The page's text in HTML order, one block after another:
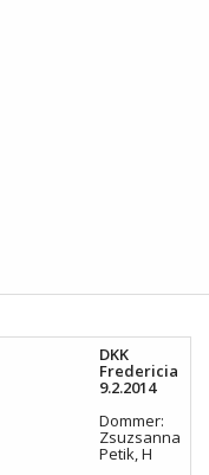
DKK
Fredericia
9.2.2014
Dommer:
Zsuzsanna
Petik, H